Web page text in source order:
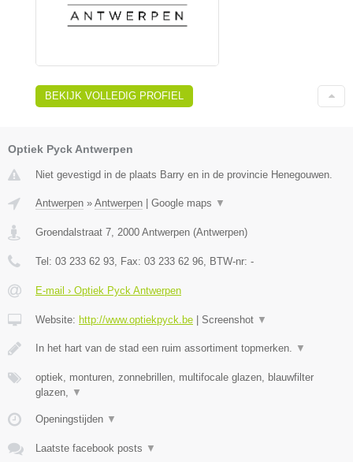
BEKIJK VOLLEDIG PROFIEL
Optiek Pyck Antwerpen
Niet gevestigd in de plaats Barry en in de provincie Henegouwen.
Antwerpen » Antwerpen | Google maps ▼
Groendalstraat 7 2000 Antwerpen (Antwerpen)
Tel: 03 233 62 93 , Fax: 03 233 62 96 , BTW-nr: -
E-mail › Optiek Pyck Antwerpen
Website: http://www.optiekpyck.be | Screenshot ▼
In het hart van de stad een ruim assortiment topmerken. ▼
optiek, monturen, zonnebrillen, multifocale glazen, blauwfilter
glazen,
▼
Openingstijden ▼
Laatste facebook posts ▼